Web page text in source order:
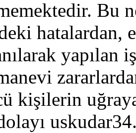
Bu
hatalardan,
yapılan
kişilerin